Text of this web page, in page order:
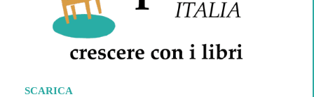
SCARICA